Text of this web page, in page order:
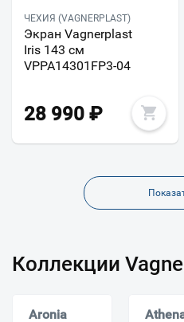
ЧЕХИЯ (VAGNERPLAST)
Экран Vagnerplast
Iris 143 см
VPPA14301FP3-04
28 990 ₽
Коллекции
Aronia